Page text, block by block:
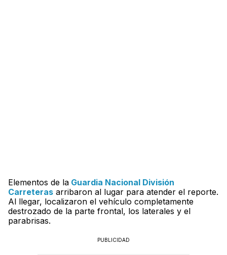
Elementos de la Guardia Nacional División
Carreteras arribaron al lugar para atender el reporte.
Al llegar, localizaron el vehículo completamente
destrozado de la parte frontal, los laterales y el
parabrisas.
PUBLICIDAD